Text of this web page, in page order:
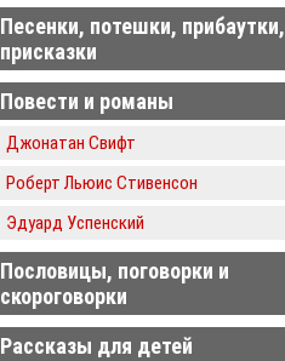
Песенки, потешки, прибаутки,
присказки
Повести и романы
Джонатан Свифт
Роберт Льюис Стивенсон
Эдуард Успенский
Пословицы, поговорки и
скороговорки
Рассказы для детей